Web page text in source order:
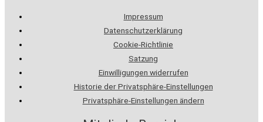
Impressum
Datenschutzerklärung
Cookie-Richtlinie
Satzung
Einwilligungen widerrufen
Historie der Privatsphäre-Einstellungen
Privatsphäre-Einstellungen ändern